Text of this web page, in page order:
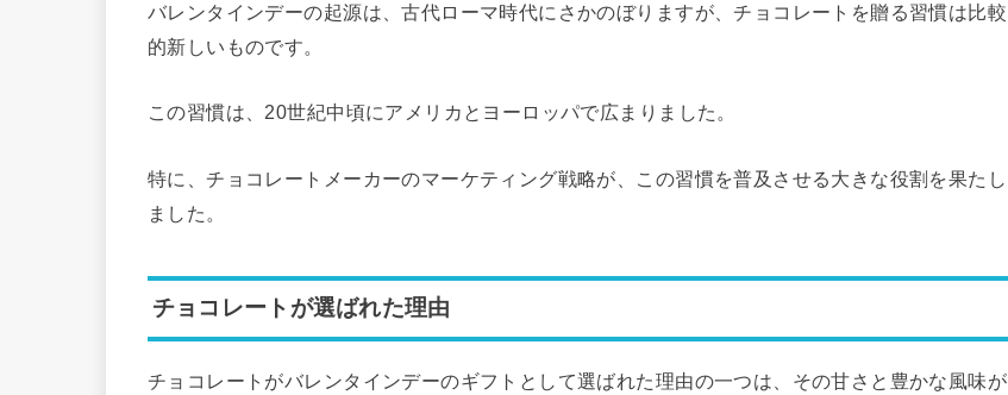
バレンタインデーの起源は、古代ローマ時代にさかのぼりますが、チョコレートを贈る習慣は比較
的新しいものです。
この習慣は、20世紀中頃にアメリカとヨーロッパで広まりました。
特に、チョコレートメーカーのマーケティング戦略が、この習慣を普及させる大きな役割を果たし
ました。
チョコレートが選ばれた理由
チョコレートがバレンタインデーのギフトとして選ばれた理由の一つは、その甘さと豊かな風味が